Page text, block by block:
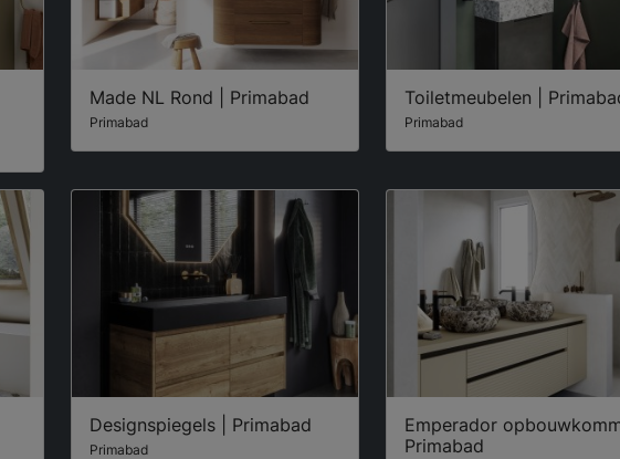
Made NL Rond | Primabad
Primabad
Toiletmeubelen |
Primabad
Designspiegels | Primabad
Primabad
Emperador
Primabad